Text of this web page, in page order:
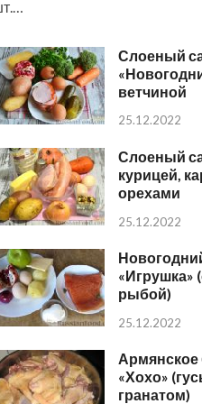
Слоеный
ветчиной
25.12.2022
Слоеный
курицей,
орехами
25.12.2022
«Игрушка»
рыбой)
25.12.2022
«Хохо»
гранатом)